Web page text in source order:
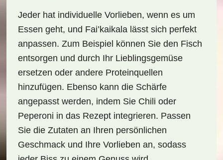
Jeder hat individuelle Vorlieben, wenn es um
Essen geht, und Fai’kaikalalässt sich perfekt
anpassen. Zum Beispiel können Sie den Fisch
entsorgen und durch Ihr Lieblingsgemüse
ersetzen oder andere Proteinquellen
hinzufügen. Ebenso kann die Schärfe
angepasst werden, indem Sie Chili oder
Peperoni in das Rezept integrieren. Passen
Sie die Zutaten an Ihren persönlichen
Geschmack und Ihre Vorlieben an, sodass